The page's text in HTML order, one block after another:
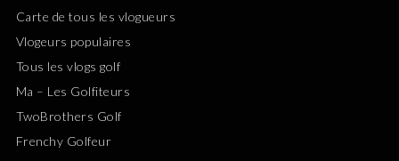
Carte de tous les vlogueurs
Vlogeurs populaires
Tous les vlogs golf
Ma – Les Golfiteurs
TwoBrothers Golf
Frenchy Golfeur